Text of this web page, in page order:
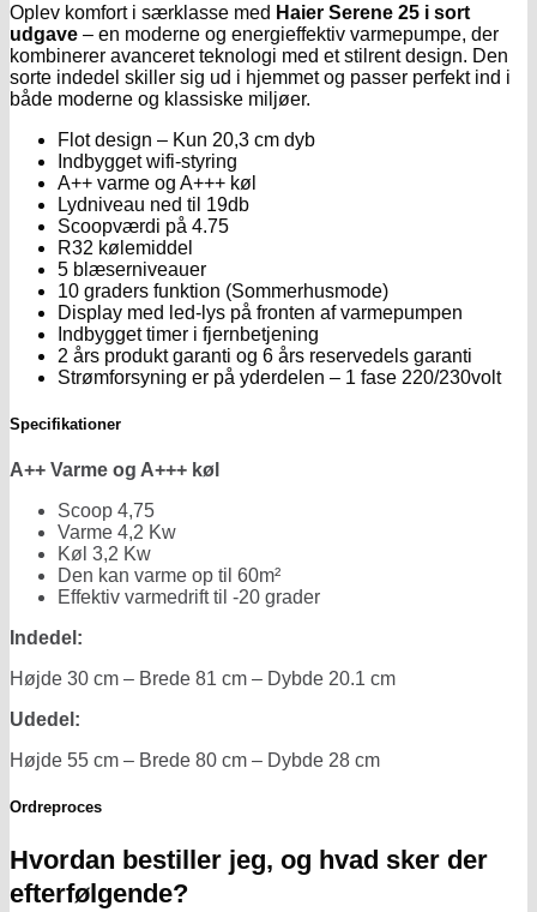
Oplev komfort i særklasse med Haier Serene 25 i sort
udgave – en moderne og energieffektiv varmepumpe, der
kombinerer avanceret teknologi med et stilrent design. Den
sorte indedel skiller sig ud i hjemmet og passer perfekt ind i
både moderne og klassiske miljøer.
Flot design – Kun 20,3 cm dyb
Indbygget wifi-styring
A++ varme og A+++ køl
Lydniveau ned til 19db
Scoopværdi på 4.75
R32 kølemiddel
5 blæserniveauer
10 graders funktion (Sommerhusmode)
Display med led-lys på fronten af varmepumpen
Indbygget timer i fjernbetjening
2 års produkt garanti og 6 års reservedels garanti
Strømforsyning er på yderdelen – 1 fase 220/230volt
Specifikationer
A++ Varme og A+++ køl
Scoop 4,75
Varme 4,2 Kw
Køl 3,2 Kw
Den kan varme op til 60m²
Effektiv varmedrift til -20 grader
Indedel:
Højde 30 cm – Brede 81 cm – Dybde 20.1 cm
Udedel:
Højde 55 cm – Brede 80 cm – Dybde 28 cm
Ordreproces
Hvordan bestiller jeg, og hvad sker der
efterfølgende?